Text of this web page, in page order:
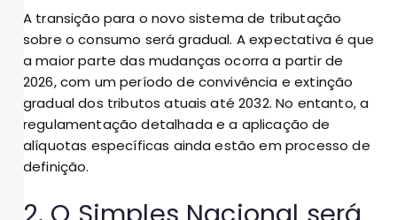
A transição para o novo sistema de tributação
sobre o consumo será gradual. A expectativa é que
a maior parte das mudanças ocorra a partir de
2026, com um período de convivência e extinção
gradual dos tributos atuais até 2032. No entanto, a
regulamentação detalhada e a aplicação de
alíquotas específicas ainda estão em processo de
definição.